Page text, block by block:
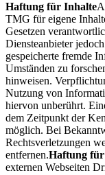
Haftung für Inhalte
TMG für eigene
Gesetzen
Diensteanbieter
gespeicherte fremde
Umständen zu
hinweisen.
Nutzung von
hiervon unberührt.
dem Zeitpunkt der
möglich. Bei
Rechtsverletzungen
entfernen.Haftung
externen Webseiten